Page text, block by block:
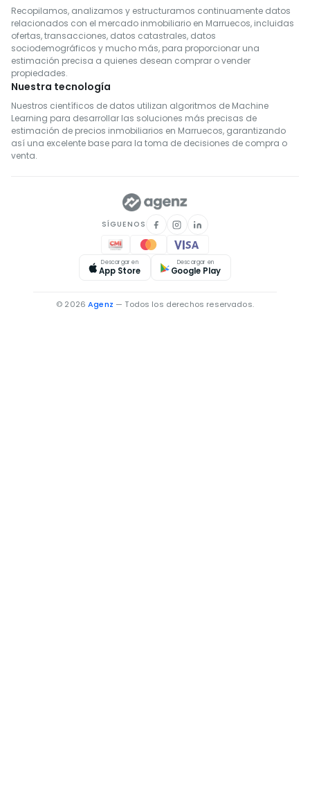
Recopilamos, analizamos y estructuramos continuamente datos
relacionados con el mercado inmobiliario en Marruecos, incluidas
ofertas, transacciones, datos catastrales, datos
sociodemográficos y mucho más, para proporcionar una
estimación precisa a quienes desean comprar o vender
propiedades.
Nuestra tecnología
Nuestros científicos de datos utilizan algoritmos de Machine
Learning para desarrollar las soluciones más precisas de
estimación de precios inmobiliarios en Marruecos, garantizando
así una excelente base para la toma de decisiones de compra o
venta.
SÍGUENOS
Descargar en
App Store
Descargar en
Google Play
© 2026Agenz — Todos los derechos reservados.